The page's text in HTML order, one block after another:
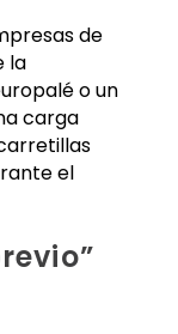
de
la
o un
carga
el